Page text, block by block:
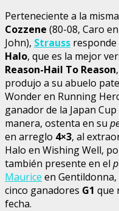
Perteneciente a la
Cozzene (80-08, Caro
John), Strauss
Halo, que es la mejor
Reason-Hail To Reason
produjo a su abuelo
Wonder en Running
ganador de la Japan Cup
manera, ostenta en su
en arreglo 4×3, al
Halo en Wishing Well,
también presente en el
Maurice en
cinco ganadores G1 que
fecha.